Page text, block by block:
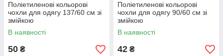
Поліетиленові кольорові
чохли для одягу 137/60 см зі
змійкою
В наявності
50 ₴
Поліетиленові кольорові
чохли для одягу 90/60 см зі
змійкою
В наявності
42 ₴